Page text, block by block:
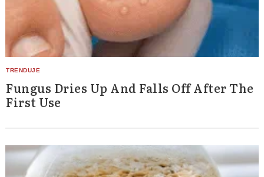
Fungus Dries Up And Falls Off After The
First Use
Search
for: